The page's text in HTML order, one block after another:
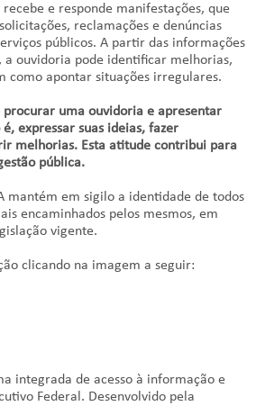
e responde manifestações, que
reclamações e denúncias
públicos. A partir das informações
a ouvidoria pode identificar melhorias,
como apontar situações irregulares.
procurar uma ouvidoria e apresentar
expressar suas ideias, fazer
melhorias. Esta atitude contribui para
pública.
mantém em sigilo a identidade de todos
encaminhados pelos mesmos, em
vigente.
clicando na imagem a seguir:
integrada de acesso à informação e
Federal. Desenvolvido pela